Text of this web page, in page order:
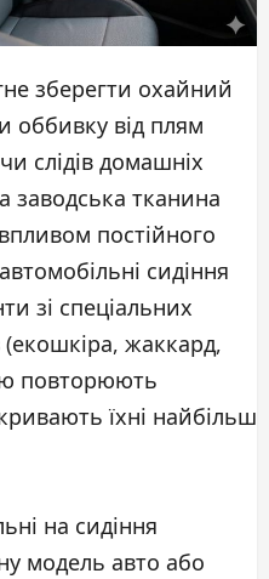
зберегти охайний
оббивку від плям
слідів домашніх
заводська тканина
постійного
сидіння
зі спеціальних
(екошкіра, жаккард,
повторюють
їхні найбільш
на сидіння
модель авто або